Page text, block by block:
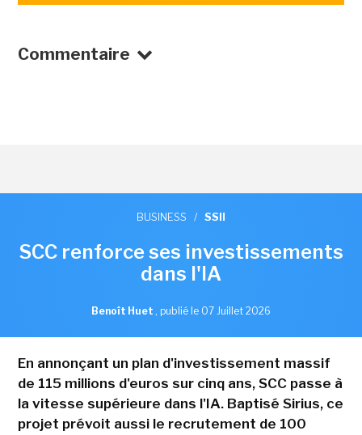
Commentaire
BUSINESS / SSII
SCC renforce ses investissements
dans l'IA
Benoît Huet , publié le 07 Juillet 2026
En annonçant un plan d'investissement massif
de 115 millions d'euros sur cinq ans, SCC passe à
la vitesse supérieure dans l'IA. Baptisé Sirius, ce
projet prévoit aussi le recrutement de 100